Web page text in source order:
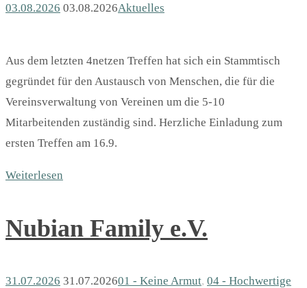
03.08.2026 03.08.2026Aktuelles
Aus dem letzten 4netzen Treffen hat sich ein Stammtisch
gegründet für den Austausch von Menschen, die für die
Vereinsverwaltung von Vereinen um die 5-10
Mitarbeitenden zuständig sind. Herzliche Einladung zum
ersten Treffen am 16.9.
Weiterlesen
Nubian Family e.V.
31.07.2026 31.07.202601 - Keine Armut, 04 - Hochwertige